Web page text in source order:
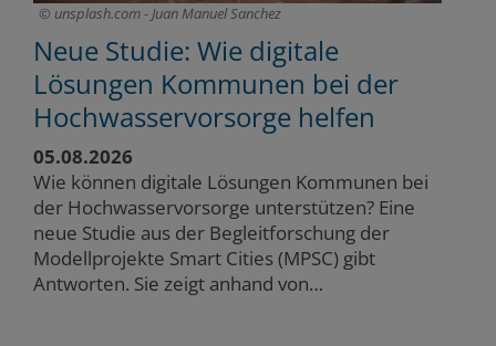
unsplash.com - Juan Manuel Sanchez
Neue Studie: Wie digitale
Lösungen Kommunen bei der
Hochwasservorsorge helfen
05.08.2026
Wie können digitale Lösungen Kommunen bei
der Hochwasservorsorge unterstützen? Eine
neue Studie aus der Begleitforschung der
Modellprojekte Smart Cities (MPSC) gibt
Antworten. Sie zeigt anhand von